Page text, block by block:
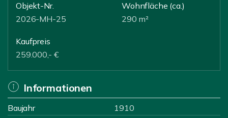
Objekt-Nr.
2026-MH-25
Wohnfläche (ca.)
290 m²
Kaufpreis
259.000,- €
Informationen
Baujahr
1910